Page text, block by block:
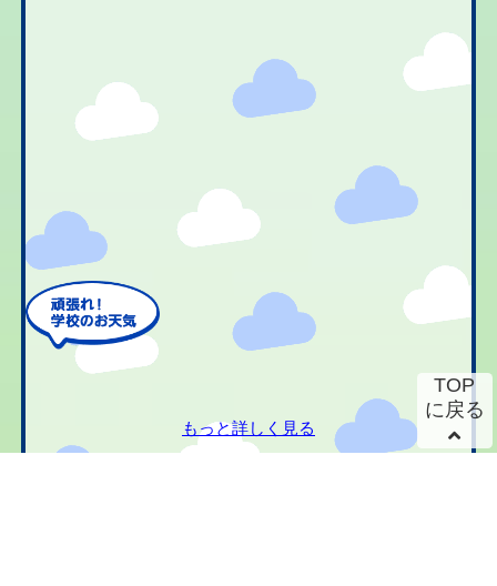
もっと詳しく見る
TOP
に戻る